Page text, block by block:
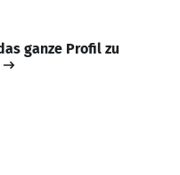
ganze Profil zu